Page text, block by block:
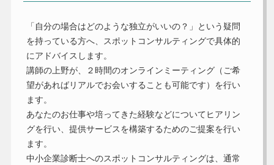
「自分の場合はどのような独立がいいの？」という疑問
を持っている方へ、スポットコンサルティングで具体的
にアドバイスします。
講師の上野が、２時間のオンラインミーティング（ご希
望があればリアルでお会いすることも可能です）を行い
ます。
あなたのお仕事や培ってきた経験などについてヒアリン
グを行い、提供サービスを構築するためのご提案を行い
ます。
中小企業診断士へのスポットコンサルティングは、通常